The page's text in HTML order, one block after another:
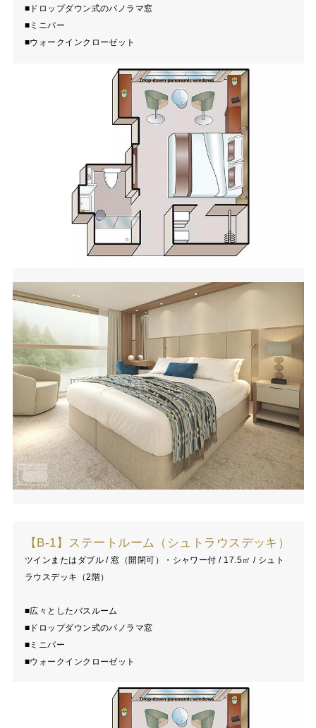
■ドロップダウン式のパノラマ窓
■ミニバー
■ウォークインクローゼット
【B-1】ステートルーム（シュトラウスデッキ）
ツインまたはダブル / 窓（開閉可）・シャワー付 / 17.5㎡ / シュト
ラウスデッキ（2階）
■広々としたバスルーム
■ドロップダウン式のパノラマ窓
■ミニバー
■ウォークインクローゼット